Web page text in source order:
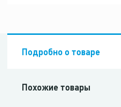
Подробно о товаре
Похожие товары